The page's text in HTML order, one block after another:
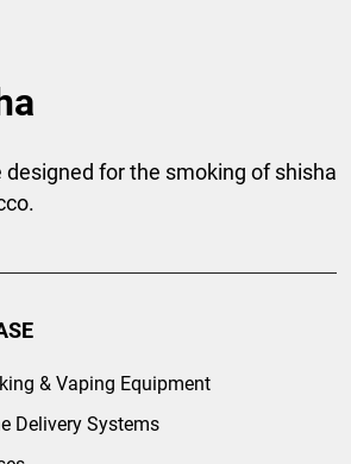
for the smoking of shisha
& Vaping Equipment
Delivery Systems